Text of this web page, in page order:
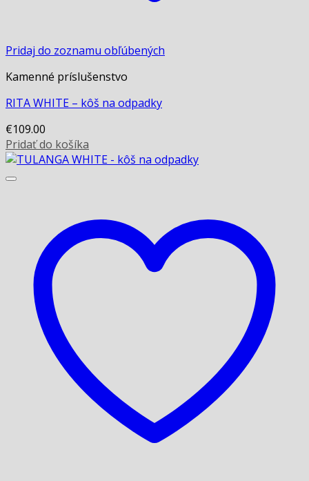
Pridaj do zoznamu obľúbených
Kamenné príslušenstvo
RITA WHITE – kôš na odpadky
€109.00
Pridať do košíka